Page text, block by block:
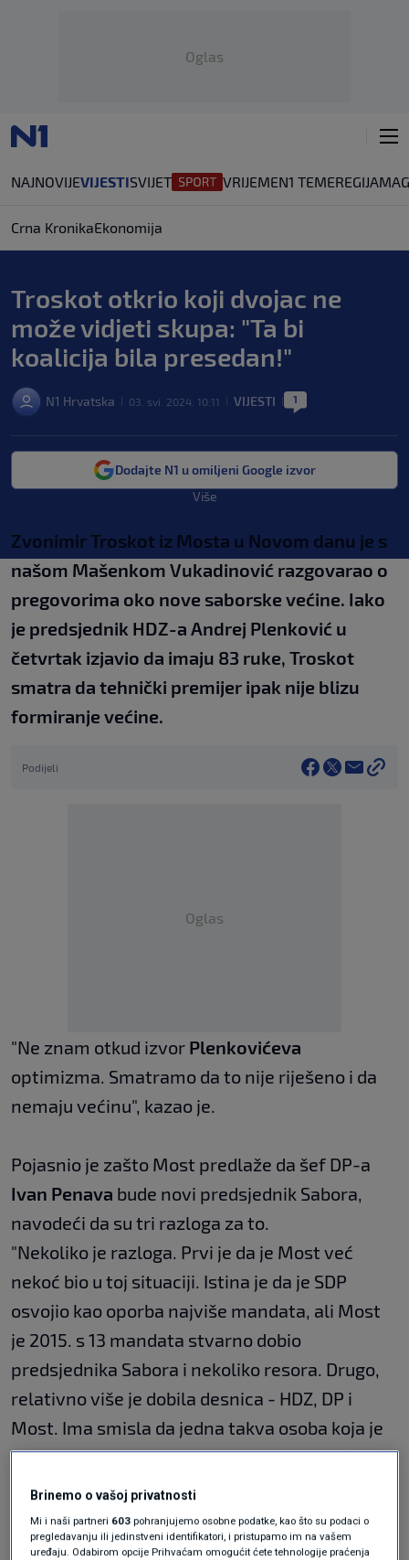
Oglas
NAJNOVIJEVIJESTISVIJET VRIJEMEN1 TEMEREGIJA
Crna KronikaEkonomija
Troskot otkrio koji dvojac ne
može vidjeti skupa: "Ta bi
koalicija bila presedan!"
N1 Hrvatska 03. svi. 2024. 10:11 VIJESTI 1
Dodajte N1 u omiljeni Google izvor
Više
Zvonimir Troskot iz Mosta u Novom danu je s
našom Mašenkom Vukadinović razgovarao o
pregovorima oko nove saborske većine. Iako
je predsjednik HDZ-a Andrej Plenković u
četvrtak izjavio da imaju 83 ruke, Troskot
smatra da tehnički premijer ipak nije blizu
formiranje većine.
Podijeli
Oglas
"Ne znam otkud izvor Plenkovićeva
optimizma. Smatramo da to nije riješeno i da
nemaju većinu", kazao je.
Pojasnio je zašto Most predlaže da šef DP-a
Ivan Penava bude novi predsjednik Sabora,
navodeći da su tri razloga za to.
"Nekoliko je razloga. Prvi je da je Most već
nekoć bio u toj situaciji. Istina je da je SDP
osvojio kao oporba najviše mandata, ali Most
je 2015. s 13 mandata stvarno dobio
predsjednika Sabora i nekoliko resora. Drugo,
relativno više je dobila desnica - HDZ, DP i
Most. Ima smisla da jedna takva osoba koja je
sad na vagi bude predsjednik Sabora. Treći
argument, SDP jest dobio broj mandata kao i
2020. ali tad se nije dogodilo da je predsjednik
Republike bio u aktivnoj kamapnji za SDP i
Brinemo o vašoj privatnosti
Mi i naši partneri 603 pohranjujemo osobne podatke, kao što su podaci o
pregledavanju ili jedinstveni identifikatori, i pristupamo im na vašem
uređaju. Odabirom opcije Prihvaćam omogućit ćete tehnologije praćenja